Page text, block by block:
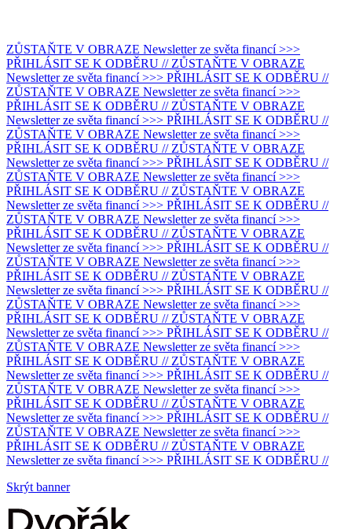
ZŮSTAŇTE V OBRAZE Newsletter ze světa financí >>>
PŘIHLÁSIT SE K ODBĚRU // ZŮSTAŇTE V OBRAZE
Newsletter ze světa financí >>> PŘIHLÁSIT SE K ODBĚRU //
ZŮSTAŇTE V OBRAZE Newsletter ze světa financí >>>
PŘIHLÁSIT SE K ODBĚRU // ZŮSTAŇTE V OBRAZE
Newsletter ze světa financí >>> PŘIHLÁSIT SE K ODBĚRU //
ZŮSTAŇTE V OBRAZE Newsletter ze světa financí >>>
PŘIHLÁSIT SE K ODBĚRU // ZŮSTAŇTE V OBRAZE
Newsletter ze světa financí >>> PŘIHLÁSIT SE K ODBĚRU //
ZŮSTAŇTE V OBRAZE Newsletter ze světa financí >>>
PŘIHLÁSIT SE K ODBĚRU // ZŮSTAŇTE V OBRAZE
Newsletter ze světa financí >>> PŘIHLÁSIT SE K ODBĚRU //
ZŮSTAŇTE V OBRAZE Newsletter ze světa financí >>>
PŘIHLÁSIT SE K ODBĚRU // ZŮSTAŇTE V OBRAZE
Newsletter ze světa financí >>> PŘIHLÁSIT SE K ODBĚRU //
ZŮSTAŇTE V OBRAZE Newsletter ze světa financí >>>
PŘIHLÁSIT SE K ODBĚRU // ZŮSTAŇTE V OBRAZE
Newsletter ze světa financí >>> PŘIHLÁSIT SE K ODBĚRU //
ZŮSTAŇTE V OBRAZE Newsletter ze světa financí >>>
PŘIHLÁSIT SE K ODBĚRU // ZŮSTAŇTE V OBRAZE
Newsletter ze světa financí >>> PŘIHLÁSIT SE K ODBĚRU //
ZŮSTAŇTE V OBRAZE Newsletter ze světa financí >>>
PŘIHLÁSIT SE K ODBĚRU // ZŮSTAŇTE V OBRAZE
Newsletter ze světa financí >>> PŘIHLÁSIT SE K ODBĚRU //
ZŮSTAŇTE V OBRAZE Newsletter ze světa financí >>>
PŘIHLÁSIT SE K ODBĚRU // ZŮSTAŇTE V OBRAZE
Newsletter ze světa financí >>> PŘIHLÁSIT SE K ODBĚRU //
ZŮSTAŇTE V OBRAZE Newsletter ze světa financí >>>
PŘIHLÁSIT SE K ODBĚRU // ZŮSTAŇTE V OBRAZE
Newsletter ze světa financí >>> PŘIHLÁSIT SE K ODBĚRU //
Skrýt banner